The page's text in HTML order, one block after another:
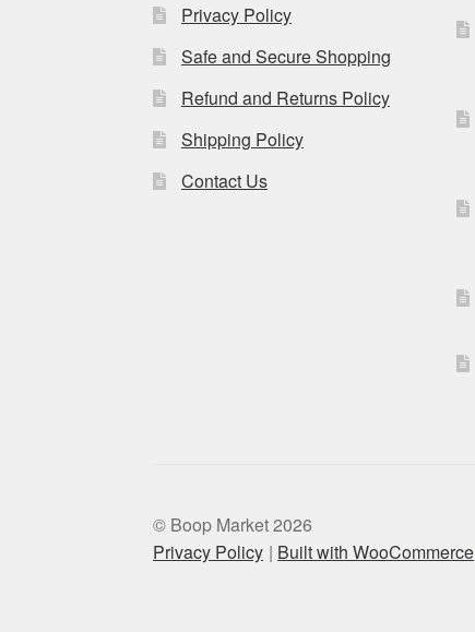
Privacy Policy
Safe and Secure Shopping
Refund and Returns Policy
Shipping Policy
Contact Us
© Boop Market 2026
Privacy Policy
Built with WooCommerce